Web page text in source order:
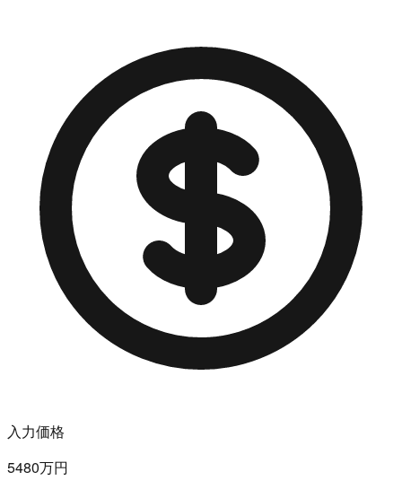
入力価格
5480万円